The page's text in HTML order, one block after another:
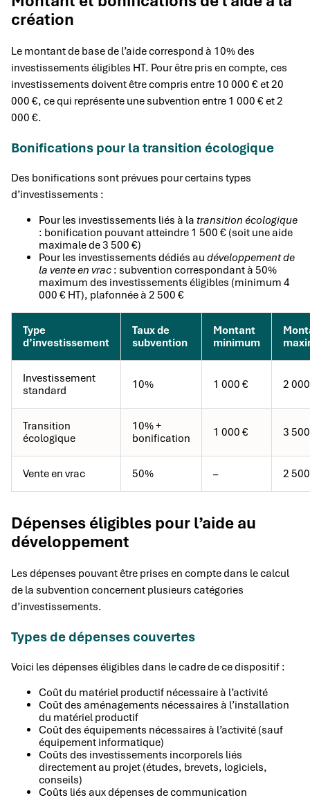
création
Le montant de base de l’aide correspond à 10% des
investissements éligibles HT. Pour être pris en compte, ces
investissements doivent être compris entre 10 000 € et 20
000 €, ce qui représente une subvention entre 1 000 € et 2
000 €.
Bonifications pour la transition écologique
Des bonifications sont prévues pour certains types
d’investissements :
Pour les investissements liés à la transition écologique
: bonification pouvant atteindre 1 500 € (soit une aide
maximale de 3 500 €)
Pour les investissements dédiés au développement de
la vente en vrac : subvention correspondant à 50%
maximum des investissements éligibles (minimum 4
000 € HT), plafonnée à 2 500 €
Type
d’investissement
Taux de
subvention
Montant
minimum
Investissement
standard
10% 1 000 € 2
Transition
écologique
10% +
bonification
1 000 € 3
Vente en vrac 50% – 2
Dépenses éligibles pour l’aide au
développement
Les dépenses pouvant être prises en compte dans le calcul
de la subvention concernent plusieurs catégories
d’investissements.
Types de dépenses couvertes
Voici les dépenses éligibles dans le cadre de ce dispositif :
Coût du matériel productif nécessaire à l’activité
Coût des aménagements nécessaires à l’installation
du matériel productif
Coût des équipements nécessaires à l’activité (sauf
équipement informatique)
Coûts des investissements incorporels liés
directement au projet (études, brevets, logiciels,
conseils)
Coûts liés aux dépenses de communication